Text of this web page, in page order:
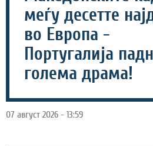
меѓу десетте
во Европа -
Португалија
голема драма!
07 август 2026 - 13:59